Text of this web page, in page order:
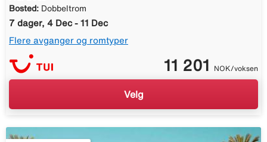
Bosted: Dobbeltrom
7 dager, 4 Dec - 11 Dec
Flere avganger og romtyper
11 201 NOK/voksen
Velg